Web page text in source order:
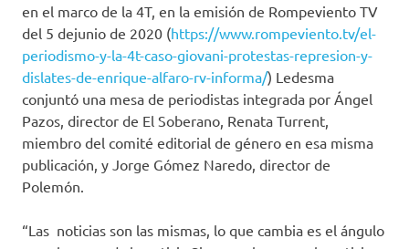
en el marco de la 4T, en la emisión de Rompeviento TV
del 5 dejunio de 2020 (https://www.rompeviento.tv/el-
periodismo-y-la-4t-caso-giovani-protestas-represion-y-
dislates-de-enrique-alfaro-rv-informa/) Ledesma
conjuntó una mesa de periodistas integrada por Ángel
Pazos, director de El Soberano, Renata Turrent,
miembro del comité editorial de género en esa misma
publicación, y Jorge Gómez Naredo, director de
Polemón.
“Las noticias son las mismas, lo que cambia es el ángulo